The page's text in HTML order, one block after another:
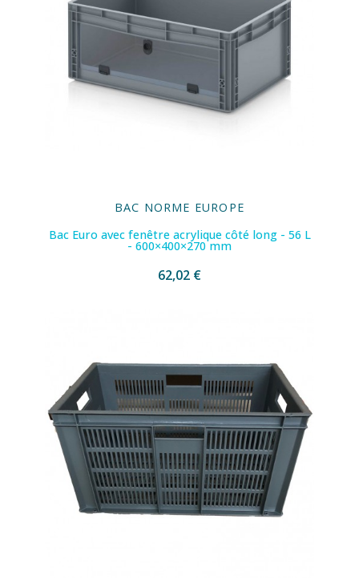
BAC NORME EUROPE
Bac Euro avec fenêtre acrylique côté long - 56 L
- 600×400×270 mm
62,02 €